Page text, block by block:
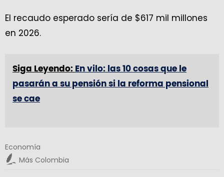
El recaudo esperado sería de $617 mil millones
en 2026.
Siga Leyendo: En vilo: las 10 cosas que le
pasarán a su pensión si la reforma pensional
se cae
Economía
Más Colombia